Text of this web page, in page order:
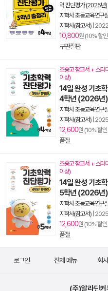
력 진단평가 (2025년)
지학사 초등교육연구실
지학사(참고서)
10,800원 (10% 할
구판절판
초중고 참고서 + 스터
이상)
14일 완성 기초
4학년 (2026년)
지학사 초등교육연구실
지학사(참고서)
12,600원 (10% 할
품절
초중고 참고서 + 스터
이상)
14일 완성 기초
5학년 (2026년)
지학사 초등교육연구실
지학사(참고서)
12,600원 (10% 할
품절
로그인 전체 메뉴 회
(주)알라딘